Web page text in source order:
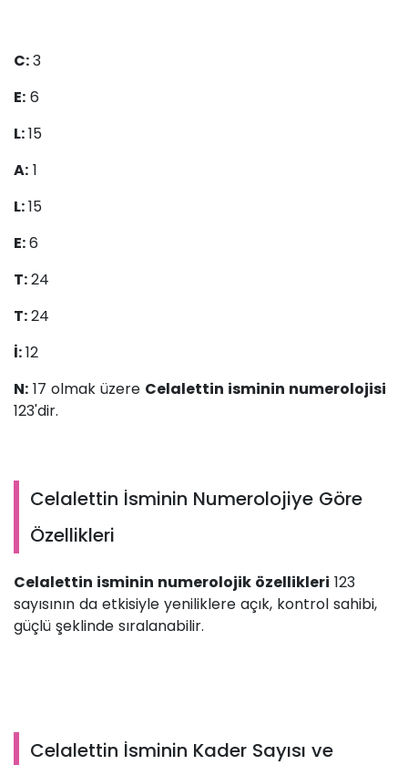
C:3
E: 6
L:15
A: 1
L:15
E:6
T:24
T:24
İ:12
N: 17 olmak üzere Celalettin isminin numerolojisi
123'dir.
Celalettin İsminin Numerolojiye Göre
Özellikleri
Celalettin isminin numerolojik özellikleri 123
sayısının da etkisiyle yeniliklere açık, kontrol sahibi,
güçlü şeklinde sıralanabilir.
Celalettin İsminin Kader Sayısı ve